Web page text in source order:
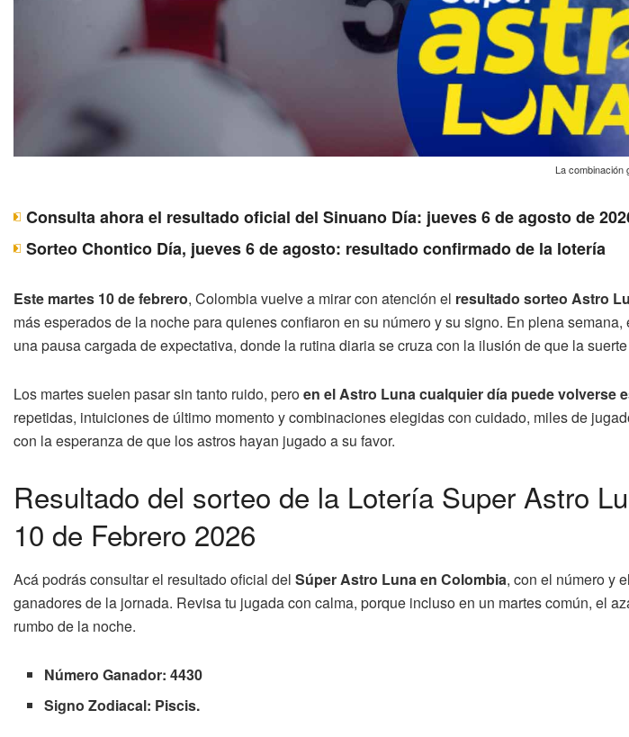
La combinación
Consulta ahora el resultado oficial del Sinuano Día: jueves 6 de agosto de
Sorteo Chontico Día, jueves 6 de agosto: resultado confirmado de la lotería
Este martes 10 de febrero, Colombia vuelve a mirar con atención el resultado sorteo Astro
más esperados de la noche para quienes confiaron en su número y su signo. En plena
una pausa cargada de expectativa, donde la rutina diaria se cruza con la ilusión de que la
Los martes suelen pasar sin tanto ruido, peroen el Astro Luna cualquier día puede volverse
repetidas, intuiciones de último momento y combinaciones elegidas con cuidado, miles de
con la esperanza de que los astros hayan jugado a su favor.
Resultado del sorteo de la Lotería Super Astro
10 de Febrero 2026
Acá podrás consultar el resultado oficial del Súper Astro Luna en Colombia, con el número y
ganadores de la jornada. Revisa tu jugada con calma, porque incluso en un martes común, el
rumbo de la noche.
Número Ganador: 4430
Signo Zodiacal: Piscis.